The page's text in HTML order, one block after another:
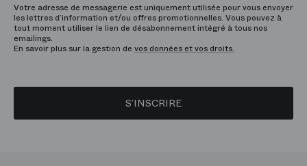
Votre adresse de messagerie est uniquement utilisée pour vous envoyer
les lettres d’information et/ou offres promotionnelles. Vous pouvez à
tout moment utiliser le lien de désabonnement intégré à tous nos
emailings.
En savoir plus sur la gestion de vos données et vos droits.
S’INSCRIRE